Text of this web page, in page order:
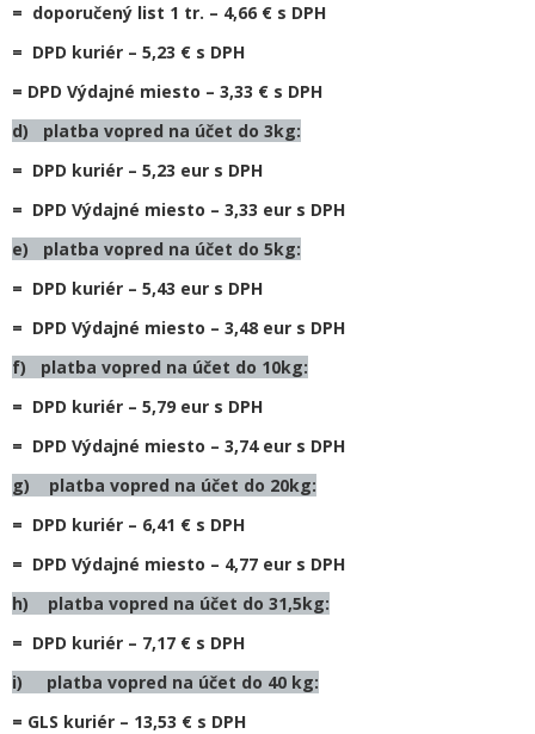
= doporučený list 1 tr. – 4,66 € s DPH
= DPD kuriér – 5,23 € s DPH
= DPD Výdajné miesto – 3,33 € s DPH
d) platba vopred na účet do 3kg:
= DPD kuriér – 5,23 eur s DPH
= DPD Výdajné miesto – 3,33 eur s DPH
e) platba vopred na účet do 5kg:
= DPD kuriér – 5,43 eur s DPH
= DPD Výdajné miesto – 3,48 eur s DPH
f) platba vopred na účet do 10kg:
= DPD kuriér – 5,79 eur s DPH
= DPD Výdajné miesto – 3,74 eur s DPH
g) platba vopred na účet do 20kg:
= DPD kuriér – 6,41 € s DPH
= DPD Výdajné miesto – 4,77 eur s DPH
h) platba vopred na účet do 31,5kg:
= DPD kuriér – 7,17 € s DPH
i) platba vopred na účet do 40 kg:
= GLS kuriér – 13,53 € s DPH